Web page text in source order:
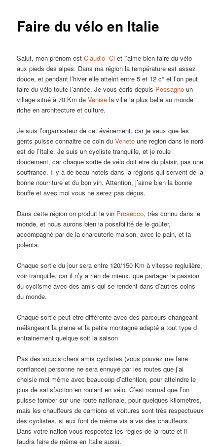
Faire du vélo en Italie
Salut, mon prénom estClaudio Cl et j’aime bien faire du vélo
aux pieds des alpes. Dans ma région la température est assez
douce, et pendant l’hiver elle atteint entre 5 et 12 c° et l’on peut
faire du vélo toute l’année. Je vous écris depuis Possagno un
village situé à 70 Km deVenise la ville la plus belle au monde
riche en architecture et culture.
Je suis l’organisateur de cet événement, car je veux que les
gents puisse connaitre ce coin duVeneto une region dans le nord
est de l’Italie. Je suis un cycliste tranquille, et je roule
doucement, car chaque sortie de vélo doit etre du plaisir, pas une
souffrance. Il y à de beau hotels dans la régions qui servent de la
bonne nourriture et du bon vin. Attention, j’aime bien la bonne
bouffe et avec moi vous ne serez pas déçus.
Dans cette région on produit le vin Prosecco, très connu dans le
monde, et nous aurons bien la possibilité de le gouter,
accompagné par de la charcuterie maison, avec le pain, et la
polenta.
Chaque sortie du jour sera entre 120/150 Km à vitesse reglulière,
voir tranquille, car il n’y a rien de mieux, que partager la passion
du cyclisme avec des amis qui se rendent dans d’autres coins
du monde.
Chaque sortie peut etre différente avec des parcours changeant
mélangeant la plaine et la petite montagne adapté a tout type d
entrainement quelque soit la saison
Pas des soucis chers amis cyclistes (vous pouvez me faire
confiance) personne ne sera ennuyé par les routes que j’ai
choisie moi même avec beaucoup d’attention, pour atteindre le
plus de satisfaction en roulant en vélo. C’est normal que l’on
puisse tomber sur une route nationale, pour quelques kilomètres,
mais les chauffeurs de camions et voitures sont très respectueux
des cyclistes, si eux font de même vis à vis des chauffeurs.
Dans votre nation vous respectez les règles de la route et il
faudra faire de même en Italie aussi.